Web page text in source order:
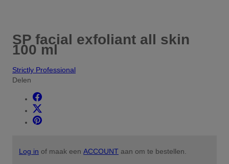
SP facial exfoliant all skin
100 ml
Strictly Professional
Delen
Log in of maak een ACCOUNT aan om te bestellen.